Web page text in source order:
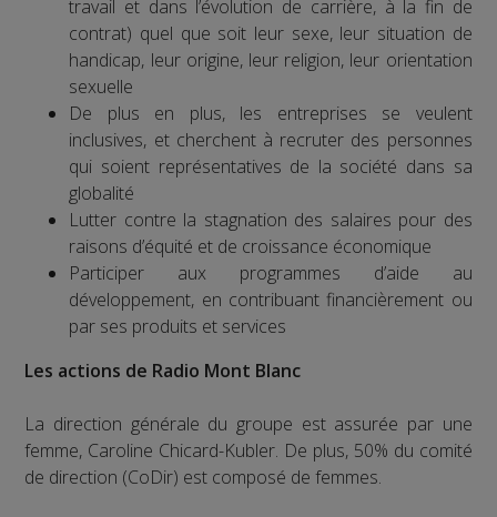
travail et dans l’évolution de carrière, à la fin de
contrat) quel que soit leur sexe, leur situation de
handicap, leur origine, leur religion, leur orientation
sexuelle
De plus en plus, les entreprises se veulent
inclusives, et cherchent à recruter des personnes
qui soient représentatives de la société dans sa
globalité
Lutter contre la stagnation des salaires pour des
raisons d’équité et de croissance économique
Participer aux programmes d’aide au
développement, en contribuant financièrement ou
par ses produits et services
Les actions de Radio Mont Blanc
La direction générale du groupe est assurée par une
femme, Caroline Chicard-Kubler. De plus, 50% du comité
de direction (CoDir) est composé de femmes.